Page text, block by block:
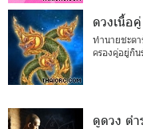
ดวงเนื้อ
ทำนายชะต
ครองคู่อยู่กิน
ดูดวง ตำ